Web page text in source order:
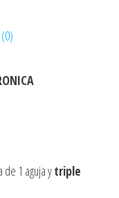
1 aguja ytriple